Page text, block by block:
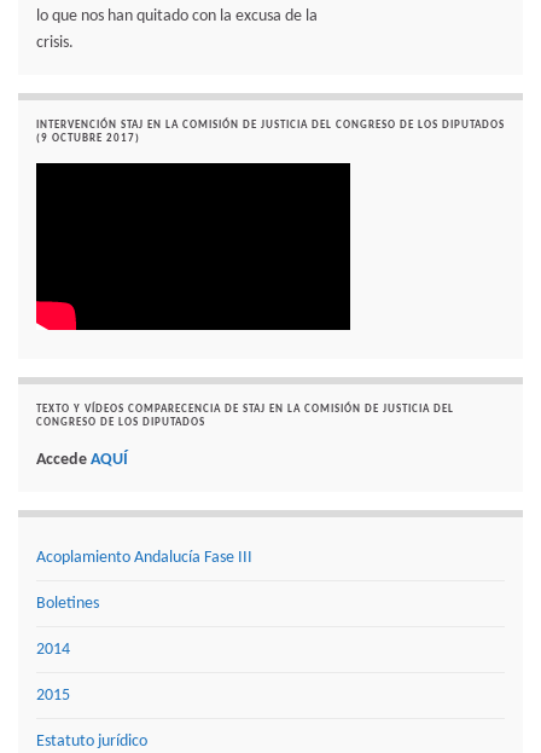
lo que nos han quitado con la excusa de la
crisis.
INTERVENCIÓN STAJ EN LA COMISIÓN DE JUSTICIA DEL CONGRESO DE LOS DIPUTADOS
(9 OCTUBRE 2017)
TEXTO Y VÍDEOS COMPARECENCIA DE STAJ EN LA COMISIÓN DE JUSTICIA DEL
CONGRESO DE LOS DIPUTADOS
Accede AQUÍ
Acoplamiento Andalucía Fase III
Boletines
2014
2015
Estatuto jurídico